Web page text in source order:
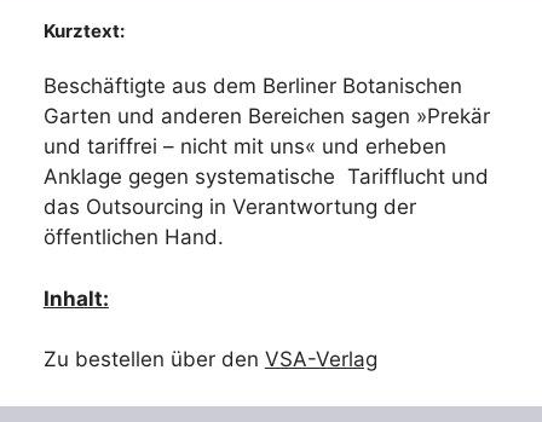
Kurztext:
Beschäftigte aus dem Berliner Botanischen
Garten und anderen Bereichen sagen »Prekär
und tariffrei – nicht mit uns« und erheben
Anklage gegen systematische Tarifflucht und
das Outsourcing in Verantwortung der
öffentlichen Hand.
Inhalt:
Zu bestellen über den VSA-Verlag